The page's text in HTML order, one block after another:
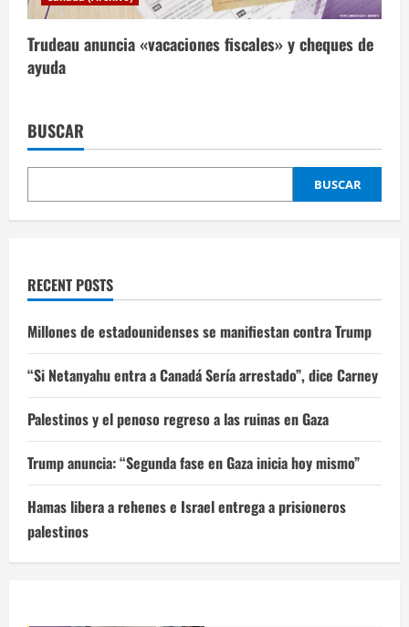
Trudeau anuncia «vacaciones fiscales» y cheques de
ayuda
BUSCAR
BUSCAR
RECENT POSTS
Millones de estadounidenses se manifiestan contra Trump
“Si Netanyahu entra a Canadá Sería arrestado”, dice Carney
Palestinos y el penoso regreso a las ruinas en Gaza
Trump anuncia: “Segunda fase en Gaza inicia hoy mismo”
Hamas libera a rehenes e Israel entrega a prisioneros
palestinos